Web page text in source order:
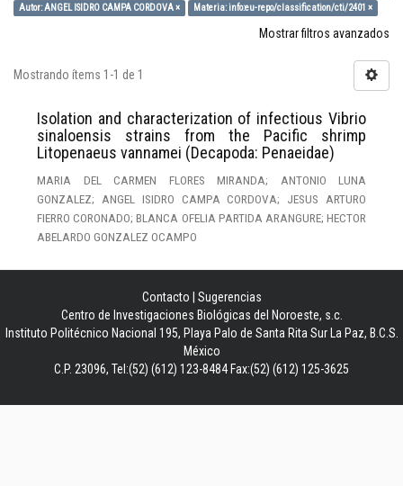
Autor: ANGEL ISIDRO CAMPA CORDOVA ×
Materia: info:eu-repo/classification/cti/2401 ×
Mostrar filtros avanzados
Mostrando ítems 1-1 de 1
Isolation and characterization of infectious Vibrio
sinaloensis strains from the Pacific shrimp
Litopenaeus vannamei (Decapoda: Penaeidae)
MARIA DEL CARMEN FLORES MIRANDA; ANTONIO LUNA
GONZALEZ; ANGEL ISIDRO CAMPA CORDOVA; JESUS ARTURO
FIERRO CORONADO; BLANCA OFELIA PARTIDA ARANGURE; HECTOR
ABELARDO GONZALEZ OCAMPO
Contacto
Sugerencias
Centro de Investigaciones Biológicas del Noroeste, s.c.
Instituto Politécnico Nacional 195, Playa Palo de Santa Rita Sur La Paz, B.C.S.
México
C.P. 23096, Tel:(52) (612) 123-8484 Fax:(52) (612) 125-3625